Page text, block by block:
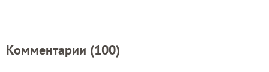
Комментарии (100)